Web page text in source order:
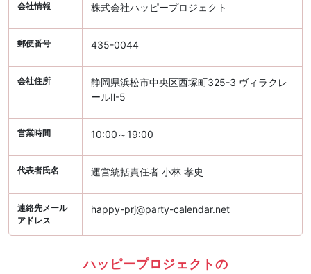
会社情報 株式会社ハッピープロジェクト
郵便番号 435-0044
会社住所
静岡県浜松市中央区西塚町325-3 ヴィラクレ
ールⅡ-5
営業時間 10:00～19:00
代表者氏名 運営統括責任者 小林 孝史
連絡先メール
アドレス
happy-prj@party-calendar.net
ハッピープロジェクトの